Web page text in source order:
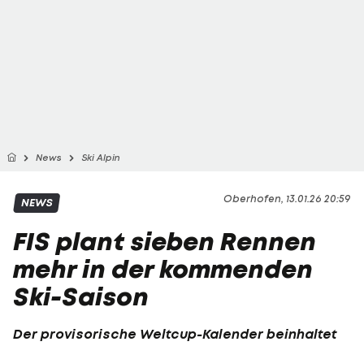
News Ski Alpin
Oberhofen, 13.01.26 20:59
NEWS
FIS plant sieben Rennen
mehr in der kommenden
Ski-Saison
Der provisorische Weltcup-Kalender beinhaltet